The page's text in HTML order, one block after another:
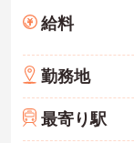
給料
勤務地
最寄り駅